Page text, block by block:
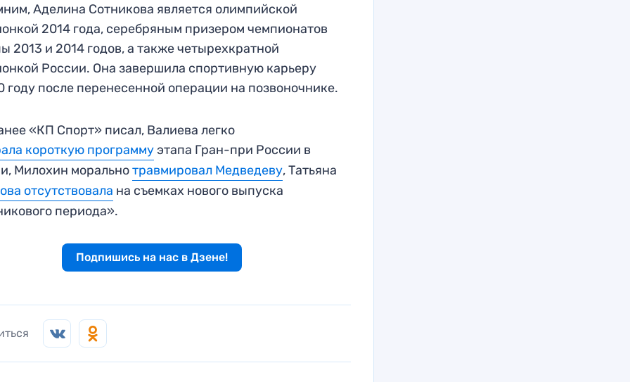
Аделина Сотникова является олимпийской
2014 года, серебряным призером чемпионатов
2013 и 2014 годов, а также четырехкратной
России. Она завершила спортивную карьеру
году после перенесенной операции на позвоночнике.
«КП Спорт» писал, Валиева легко
короткую программу этапа Гран-при России в
Милохин моральнотравмировал Медведеву, Татьяна
отсутствовала на съемках нового выпуска
периода».
Подпишись на нас в Дзене!